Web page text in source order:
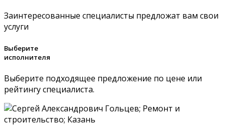
Заинтересованные специалисты предложат вам свои
услуги
Выберите
исполнителя
Выберите подходящее предложение по цене или
рейтингу специалиста.